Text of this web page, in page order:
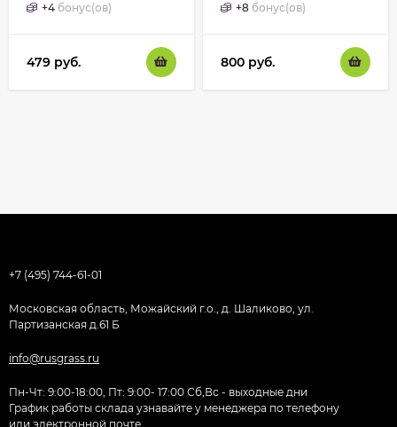
+4 бонус(ов)
479 руб.
+8 бонус(ов)
800 руб.
+7 (495) 744-61-01
Московская область, Можайский г.о., д. Шаликово, ул.
Партизанская д.61 Б
info@rusgrass.ru
Пн-Чт: 9:00-18:00, Пт: 9:00- 17:00 Сб,Вс - выходные дни
График работы склада узнавайте у менеджера по телефону
или электронной почте.